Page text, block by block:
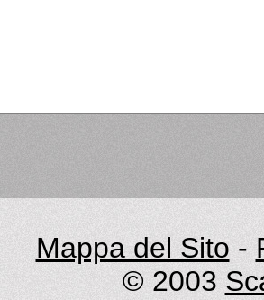
Mappa del Sito -
© 2003